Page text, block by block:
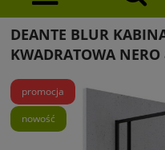
DEANTE BLUR
KWADRATOWA
promocja
nowość